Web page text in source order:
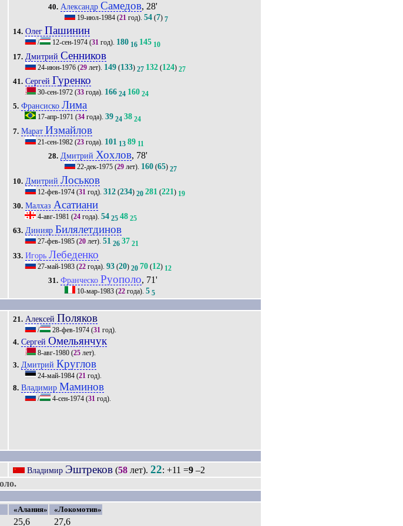
40. АлександрСамедов, 28'
19-июл-1984(21 год). 54(7) 7
14. Олег Пашинин
/ 12-сен-1974 (31 год). 180 16 145 10
17. ДмитрийСенников
24-июн-1976 (29 лет). 149 (133) 27 132 (124) 27
41. Сергей Гуренко
30-сен-1972 (33 года). 166 24 160 24
5. ФрансискоЛима
17-апр-1971 (34 года).39 24 38 24
7. Марат Измайлов
21-сен-1982 (23 года). 101 13 89 11
28. Дмитрий Хохлов, 78'
22-дек-1975(29лет). 160(65) 27
10. ДмитрийЛоськов
12-фев-1974 (31 год).312 (234) 20 281 (221) 19
30. Малхаз Асатиани
4-авг-1981 (24 года).54 25 48 25
63. ДиниярБилялетдинов
27-фев-1985 (20 лет).51 26 37 21
33. ИгорьЛебеденко
27-май-1983 (22 года).93 (20) 20 70 (12) 12
31. Франческо Руополо, 71'
10-мар-1983(22года). 5 5
21. Алексей Поляков
/ 28-фев-1974 (31 год).
4. СергейОмельянчук
8-авг-1980 (25 лет).
3. Дмитрий Круглов
24-май-1984 (21 год).
8. Владимир Маминов
/ 4-сен-1974 (31 год).
Владимир Эштреков (58 лет).22: +11 =9 –2
«Алания»
«Локомотив»
25,6 27,6